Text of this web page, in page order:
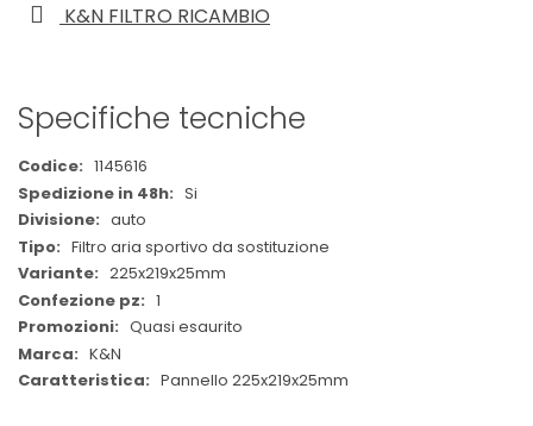
K&N FILTRO RICAMBIO
Specifiche tecniche
Maggiori
Informazioni
1145616
Si
auto
Filtro aria sportivo da sostituzione
225x219x25mm
1
Quasi esaurito
K&N
Pannello 225x219x25mm